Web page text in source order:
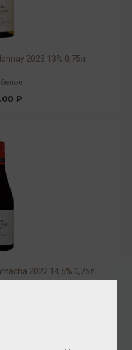
2023 13% 0,75л
белое
₽
2022 14,5% 0,75л